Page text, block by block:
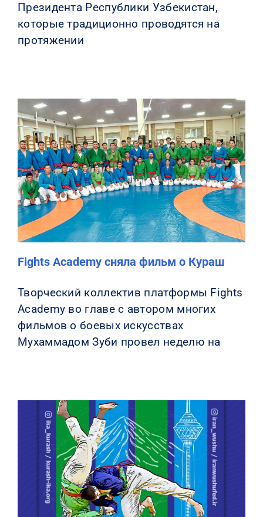
Президента Республики Узбекистан,
которые традиционно проводятся на
протяжении
Fights Academy сняла фильм о Кураш
Творческий коллектив платформы Fights
Academy во главе с автором многих
фильмов о боевых искусствах
Мухаммадом Зуби провел неделю на